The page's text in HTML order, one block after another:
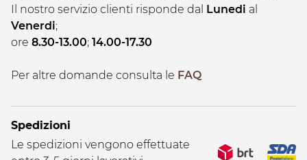
Il nostro servizio clienti risponde dal Lunedi al
Venerdi;
ore 8.30-13.00; 14.00-17.30
Per altre domande consulta le FAQ
Spedizioni
Le spedizioni vengono effettuate